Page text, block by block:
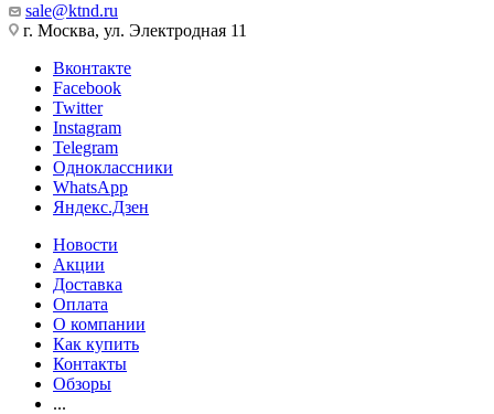
sale@ktnd.ru
г. Москва, ул. Электродная 11
Вконтакте
Facebook
Twitter
Instagram
Telegram
Одноклассники
WhatsApp
Яндекс.Дзен
Новости
Акции
Доставка
Оплата
О компании
Как купить
Контакты
Обзоры
...